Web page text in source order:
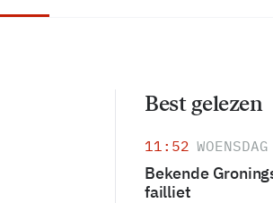
Best gelezen
11:52 WOENSDAG
Bekende
failliet